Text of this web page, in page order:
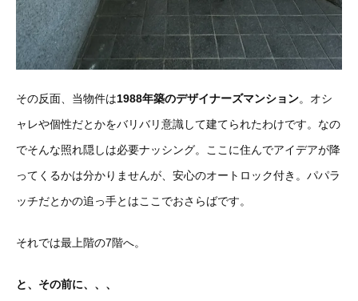
その反面、当物件は1988年築のデザイナーズマンション。オシ
ャレや個性だとかをバリバリ意識して建てられたわけです。なの
でそんな照れ隠しは必要ナッシング。ここに住んでアイデアが降
ってくるかは分かりませんが、安心のオートロック付き。パパラ
ッチだとかの追っ手とはここでおさらばです。
それでは最上階の7階へ。
と、その前に、、、